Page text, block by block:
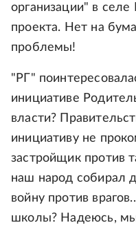
организации" в
проекта. Нет на
проблемы!
"РГ"
инициативе
власти?
инициативу не
застройщик против
наш народ собирал
войну против
школы? Надеюсь,